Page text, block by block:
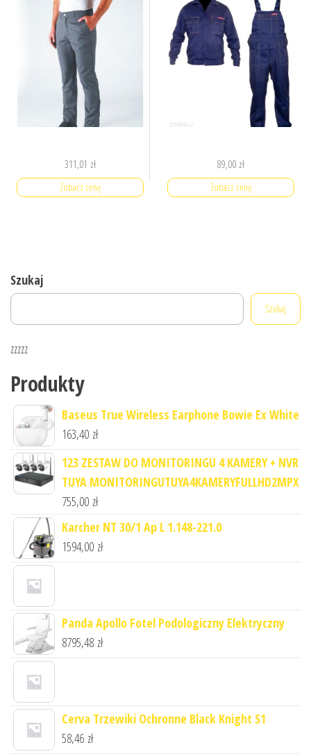
311,01 zł
Zobacz cenę
89,00 zł
Zobacz cenę
Szukaj
Szukaj
zzzzz
Produkty
Baseus True Wireless Earphone Bowie Ex White
163,40 zł
123 ZESTAW DO MONITORINGU 4 KAMERY + NVR
TUYA MONITORINGUTUYA4KAMERYFULLHD2MPX
755,00 zł
Karcher NT 30/1 Ap L 1.148-221.0
1594,00 zł
Panda Apollo Fotel Podologiczny Elektryczny
8795,48 zł
Cerva Trzewiki Ochronne Black Knight S1
58,46 zł